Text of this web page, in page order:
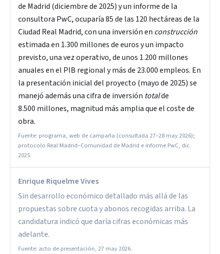
de Madrid (diciembre de 2025) y un informe de la
consultora PwC, ocuparía 85 de las 120 hectáreas de la
Ciudad Real Madrid, con una inversión en construcción
estimada en 1.300 millones de euros y un impacto
previsto, una vez operativo, de unos 1.200 millones
anuales en el PIB regional y más de 23.000 empleos. En
la presentación inicial del proyecto (mayo de 2025) se
manejó además una cifra de inversión totalde
8.500 millones, magnitud más amplia que el coste de
obra.
Fuente: programa, web de campaña (consultada 27–28 may 2026);
protocolo Real Madrid–Comunidad de Madrid e informe PwC, dic
2025.
Enrique Riquelme Vives
Sin desarrollo económico detallado más allá de las
propuestas sobre cuota y abonos recogidas arriba. La
candidatura indicó que daría cifras económicas más
adelante.
Fuente: acto de presentación, 27 may 2026.